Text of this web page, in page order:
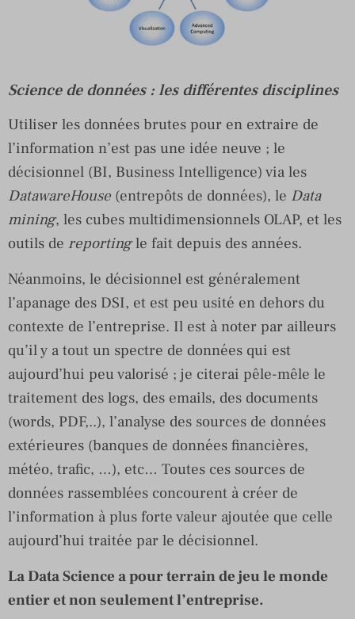
Science de données : les différentes disciplines
Utiliser les données brutes pour en extraire de
l’information n’est pas une idée neuve ; le
décisionnel (BI, Business Intelligence) via les
DatawareHouse (entrepôts de données), le Data
mining, les cubes multidimensionnels OLAP, et les
outils de reportingle fait depuis des années.
Néanmoins, le décisionnel est généralement
l’apanage des DSI, et est peu usité en dehors du
contexte de l’entreprise. Il est à noter par ailleurs
qu’il y a tout un spectre de données qui est
aujourd’hui peu valorisé ; je citerai pêle-mêle le
traitement des logs, des emails, des documents
(words, PDF,..), l’analyse des sources de données
extérieures (banques de données financières,
météo, trafic, …), etc… Toutes ces sources de
données rassemblées concourent à créer de
l’information à plus forte valeur ajoutée que celle
aujourd’hui traitée par le décisionnel.
La Data Science a pour terrain de jeu le monde
entier et non seulement l’entreprise.